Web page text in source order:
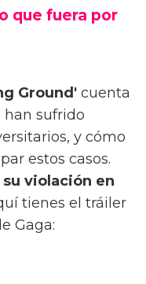
que fuera por
Ground' cuenta
han sufrido
y cómo
estos casos.
su violación en
tienes el tráiler
Gaga: